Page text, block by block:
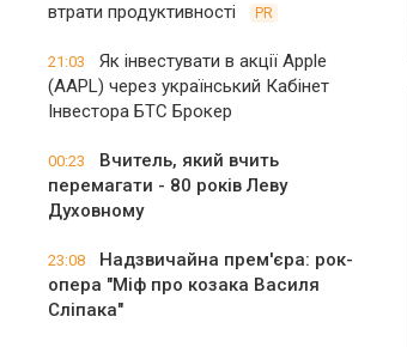
втрати продуктивності
PR
21:03
Як інвестувати в акції Apple
(AAPL) через український Кабінет
Інвестора БТС Брокер
00:23
Вчитель, який вчить
перемагати - 80 років Леву
Духовному
23:08
Надзвичайна прем'єра: рок-
опера "Міф про козака Василя
Сліпака"